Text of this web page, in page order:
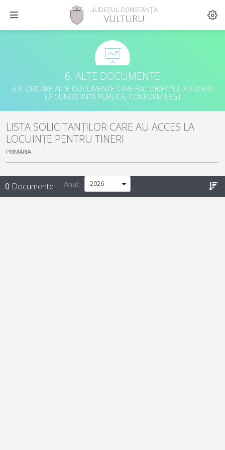
JUDEȚUL CONSTANȚA
VULTURU
6. ALTE DOCUMENTE
6.8. ORICARE ALTE DOCUMENTE CARE FAC OBIECTUL ADUCERII
LA CUNOȘTINȚĂ PUBLICĂ, CONFORM LEGII
LISTA SOLICITANȚILOR CARE AU ACCES LA
LOCUINȚE PENTRU TINERI
PRIMĂRIA
0 Documente Anul: